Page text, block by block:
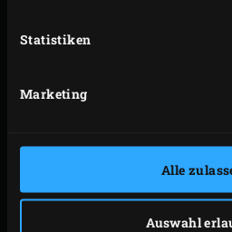
Statistiken
Marketing
Alle
Auswahl
den Thymian entfernen.
Fruchtfleisch in grobe
Stabmixer pürieren und
Suppe mit Pfeffer und Salz
Den Feta in Würfel
Suppengläser verteilen. Die